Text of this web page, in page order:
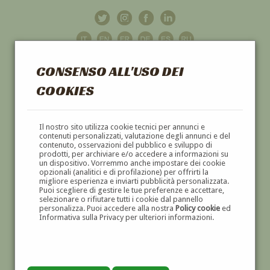
CONSENSO ALL'USO DEI
COOKIES
Il nostro sito utilizza cookie tecnici per annunci e
contenuti personalizzati, valutazione degli annunci e del
contenuto, osservazioni del pubblico e sviluppo di
prodotti, per archiviare e/o accedere a informazioni su
un dispositivo. Vorremmo anche impostare dei cookie
opzionali (analitici e di profilazione) per offrirti la
migliore esperienza e inviarti pubblicità personalizzata.
Puoi scegliere di gestire le tue preferenze e accettare,
selezionare o rifiutare tutti i cookie dal pannello
personalizza. Puoi accedere alla nostra Policy cookieed
Informativa sulla Privacy per ulteriori informazioni.
GALLERIAD'ARTE
DIPINTI E SCULTURE '800 E '900